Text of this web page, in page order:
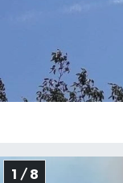
1 / 8
Sağlık
Sinema